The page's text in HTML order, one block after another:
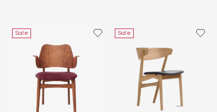
Sale Sale